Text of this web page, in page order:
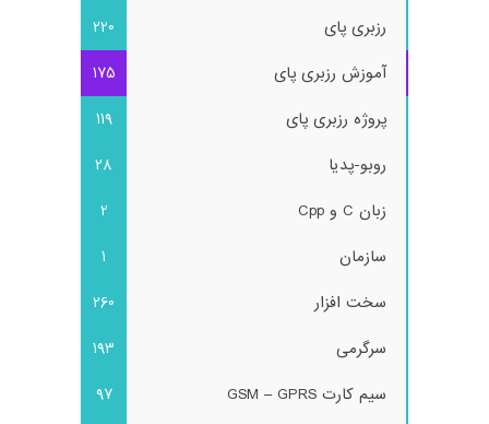
رزبری پای
220
آموزش رزبری پای
175
پروژه رزبری پای
119
روبو-پدیا
28
زبان C و Cpp
2
سازمان
1
سخت افزار
260
سرگرمی
193
سیم کارت GSM – GPRS
97